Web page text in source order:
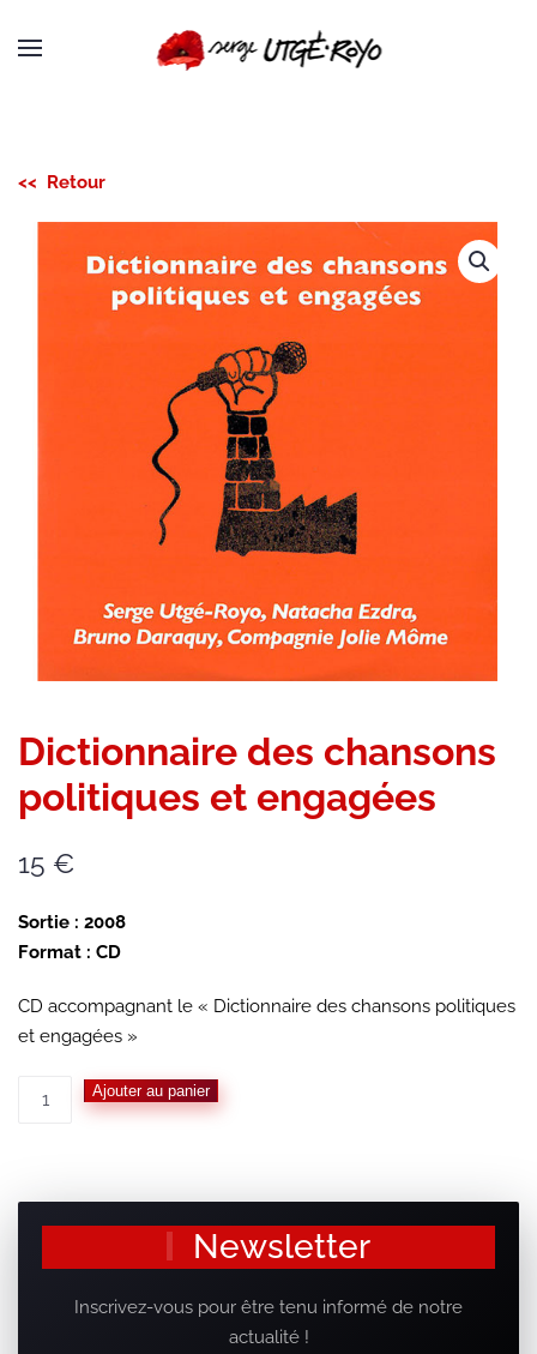
Passer au contenu principal
<< Retour
Dictionnaire des chansons
politiques et engagées
15 €
Sortie : 2008
Format : CD
CD accompagnant le « Dictionnaire des chansons politiques
et engagées »
chansons
engagées
Ajouter au panier
Newsletter
Inscrivez-vous pour être tenu informé de notre
actualité !